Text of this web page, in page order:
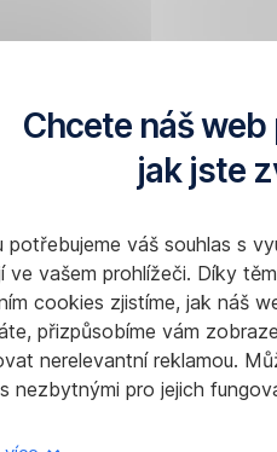
Chcete náš
jak jste
potřebujeme váš souhlas s
ve vašem prohlížeči. Díky
cookies zjistíme, jak náš
přizpůsobíme vám
nerelevantní reklamou.
nezbytnými pro jejich